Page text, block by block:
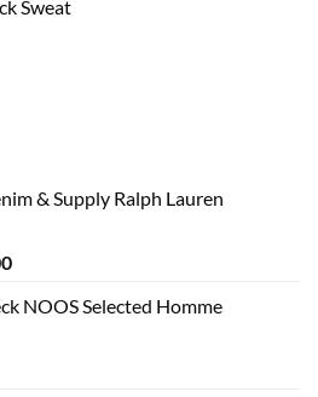
Sweat
& Supply Ralph Lauren
Current
is:NOOS Selected Homme